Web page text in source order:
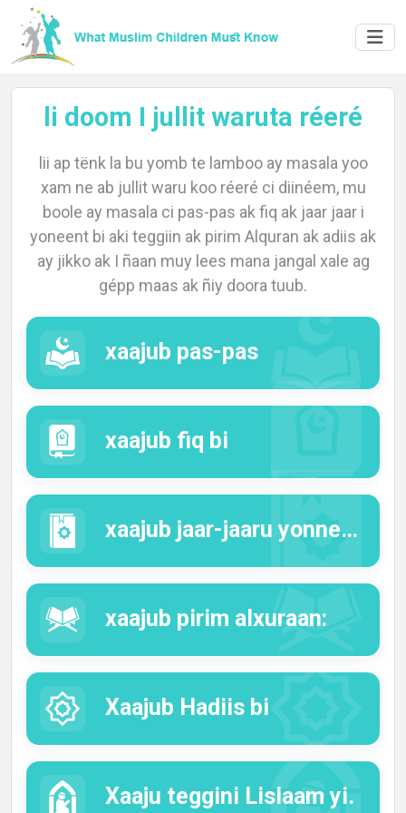
Home
Languages
li doom I jullit waruta réeré
lii ap tënk la bu yomb te lamboo ay masala yoo
xam ne ab jullit waru koo réeré ci diinéem, mu
boole ay masala ci pas-pas ak fiq ak jaar jaar i
yoneent bi aki teggiin ak pirim Alquran ak adiis ak
ay jikko ak I ñaan muy lees mana jangal xale ag
gépp maas ak ñiy doora tuub.
xaajub pas-pas
xaajub fiq bi
xaajub jaar-jaaru yonnente bi.
xaajub pirim alxuraan:
Xaajub Hadiis bi
Xaaju teggini Lislaam yi.